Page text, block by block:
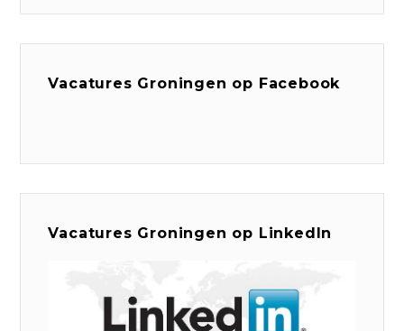
Vacatures Groningen op Facebook
Vacatures Groningen op LinkedIn